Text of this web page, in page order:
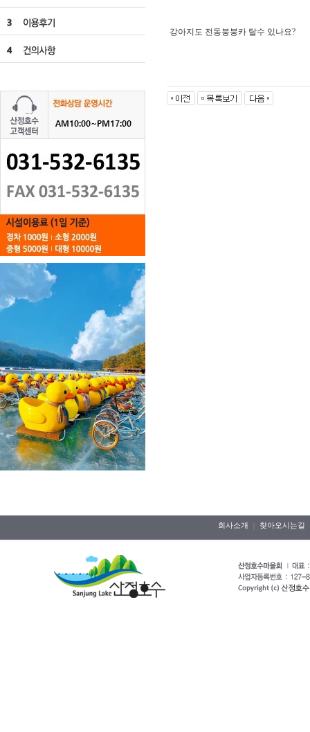
강아지도 전동붕붕카 탈수 있나요?
회사소개 찾아오시는길